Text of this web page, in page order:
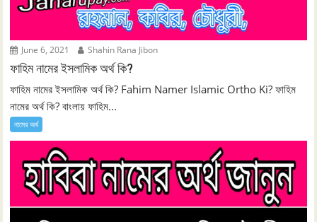
June 6, 2021 Shahin Rana Jibon
ফাহিম নামের ইসলামিক অর্থ কি?
ফাহিম নামের ইসলামিক অর্থ কি? Fahim Namer Islamic Ortho Ki? ফাহিম
নামের অর্থ কি? বাংলায় ফাহিম...
নামের অর্থ